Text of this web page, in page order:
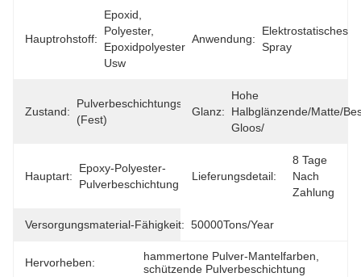
Hauptrohstoff:
Epoxid,
Polyester,
Epoxidpolyester
Usw
Anwendung:
Elektrostatisches
Spray
Zustand:
Pulverbeschichtungsfarbe
(fest)
Glanz:
Hohe
Halbglänzende/matte/
Gloos/
Hauptart:
Epoxy-Polyester-
Pulverbeschichtung
Lieferungsdetail:
8 Tage
Nach
Zahlung
Versorgungsmaterial-Fähigkeit: 50000Tons/Year
Hervorheben: hammertone Pulver-Mantelfarben
schützende Pulverbeschichtung